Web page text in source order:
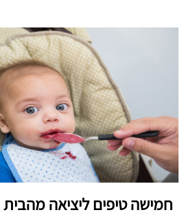
חמישה טיפים ליציאה מהבית